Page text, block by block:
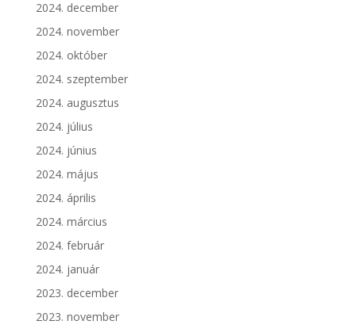
2024. december
2024. november
2024. október
2024. szeptember
2024. augusztus
2024. július
2024. június
2024. május
2024. április
2024. március
2024. február
2024. január
2023. december
2023. november